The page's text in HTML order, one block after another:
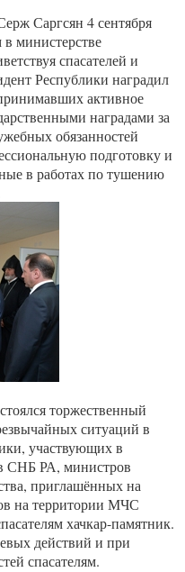
Саргсян 4 сентября
министерстве
спасателей и
Республики наградил
активное
наградами за
обязанностей
подготовку и
в работах по тушению
торжественный
ситуаций в
участвующих в
СНБ РА, министров
приглашённых на
на территории МЧС
хачкар-памятник.
действий и при
спасателям.